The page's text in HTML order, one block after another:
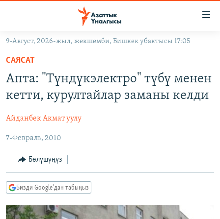
Навигацияга
өтүңүз
Издөөгө
салыңыз
КЫРГЫЗСТАН
ЭКОНОМИКА
МАДАНИЯТ
БОРБОР АЗИЯ
АТАЙЫН ИЛИКТӨӨ
ТВ ПРОГРАММАЛАР
БҮГҮН АЗАТТЫКТА
БИЗ ЖАНА ДҮЙНӨ
ДАНИСТЕ
ПОДКАСТ
ӨЗГӨЧӨ ПИКИР
9-Август, 2026-жыл, жекшемби, Бишкек убактысы 17:05
САЯСАТ
Апта: "Түндүкэлектро" түбү менен
кетти, курултайлар заманы келди
Айданбек Акмат уулу
7-Февраль, 2010
Бөлүшүңүз
Бизди Google'дан табыңыз